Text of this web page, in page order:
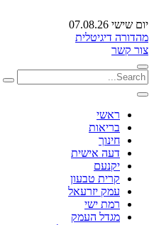
יום שישי 07.08.26
מהדורה דיגיטלית
צור קשר
ראשי
בריאות
חינוך
דעה אישית
יקנעם
קרית טבעון
עמק יזרעאל
רמת ישי
מגדל העמק